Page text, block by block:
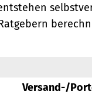
Versand-/